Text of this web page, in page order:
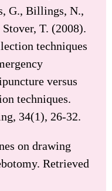
G., Billings, N.,
T. (2008).
techniques
versus
techniques.
34(1), 26-32.
on drawing
Retrieved